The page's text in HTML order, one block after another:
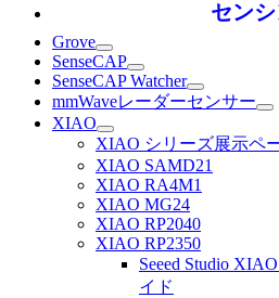
セン
Grove
SenseCAP
SenseCAP Watcher
mmWaveレーダーセンサー
XIAO
XIAO シリーズ展示ペ
XIAO SAMD21
XIAO RA4M1
XIAO MG24
XIAO RP2040
XIAO RP2350
Seeed Studio
イド